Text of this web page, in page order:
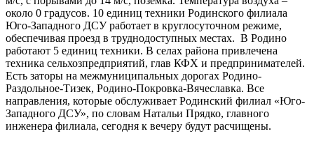
около 0 градусов. 10 единиц техники Родинского филиала
Юго-Западного ДСУ работает в круглосуточном режиме,
обеспечивая проезд в труднодоступных местах. В Родино
работают 5 единиц техники. В селах района привлечена
техника сельхозпредприятий, глав КФХ и предпринимателей.
Есть заторы на межмуниципальных дорогах Родино-
Раздольное-Тизек, Родино-Покровка-Вячеславка. Все
направления, которые обслуживает Родинский филиал «Юго-
Западного ДСУ», по словам Натальи Прядко, главного
инженера филиала, сегодня к вечеру будут расчищены.